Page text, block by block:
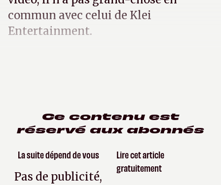
commun avec celui de Klei
Entertainment.
Ce contenu est
réservé aux abonnés
La suite dépend de vous
Pas de publicité,
Lire cet article
gratuitement